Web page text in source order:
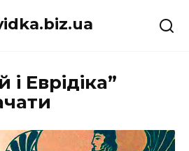
Еврідіка”